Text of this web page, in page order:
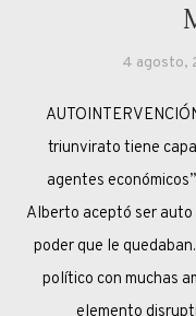
4 agosto,
triunvirato tiene
agentes
Alberto aceptó ser
poder que le
político con muchas